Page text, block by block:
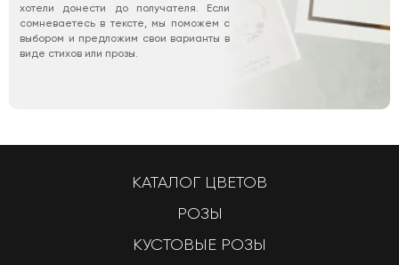
хотели донести до получателя. Если
сомневаетесь в тексте, мы поможем с
выбором и предложим свои варианты в
виде стихов или прозы.
КАТАЛОГ ЦВЕТОВ
РОЗЫ
КУСТОВЫЕ РОЗЫ